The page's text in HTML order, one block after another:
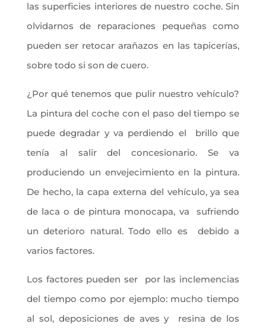
las superficies interiores de nuestro coche. Sin
olvidarnos de reparaciones pequeñas como
pueden ser retocar arañazos en las tapicerías,
sobre todo si son de cuero.
¿Por qué tenemos que pulir nuestro vehículo?
La pintura del coche con el paso del tiempo se
puede degradar y va perdiendo el brillo que
tenía al salir del concesionario. Se va
produciendo un envejecimiento en la pintura.
De hecho, la capa externa del vehículo, ya sea
de laca o de pintura monocapa, va sufriendo
un deterioro natural. Todo ello es debido a
varios factores.
Los factores pueden ser por las inclemencias
del tiempo como por ejemplo: mucho tiempo
al sol, deposiciones de aves y resina de los